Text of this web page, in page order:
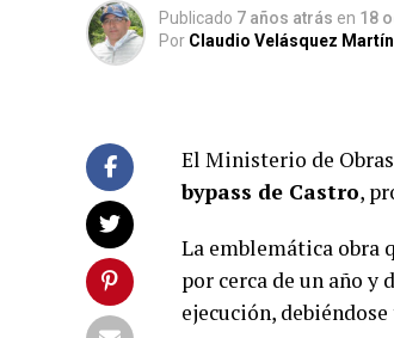
Publicado 7 años atrás en 18
Por Claudio Velásquez
El Ministerio de
bypass de Castro,
La emblemática obra
por cerca de un año y
ejecución,